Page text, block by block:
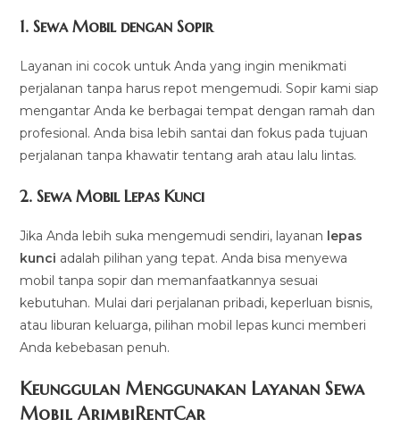
1.Sewa Mobil dengan Sopir
Layanan ini cocok untuk Anda yang ingin menikmati
perjalanan tanpa harus repot mengemudi. Sopir kami siap
mengantar Anda ke berbagai tempat dengan ramah dan
profesional. Anda bisa lebih santai dan fokus pada tujuan
perjalanan tanpa khawatir tentang arah atau lalu lintas.
2.Sewa Mobil Lepas Kunci
Jika Anda lebih suka mengemudi sendiri, layanan lepas
kunci adalah pilihan yang tepat. Anda bisa menyewa
mobil tanpa sopir dan memanfaatkannya sesuai
kebutuhan. Mulai dari perjalanan pribadi, keperluan bisnis,
atau liburan keluarga, pilihan mobil lepas kunci memberi
Anda kebebasan penuh.
Keunggulan Menggunakan Layanan Sewa
Mobil ArimbiRentCar